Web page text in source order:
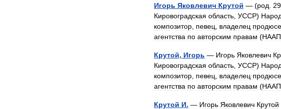
Игорь Яковлевич Крутой — (род 29
Кировоградская область УССР)
композитор певец владелец
агентства по авторским правам (НААП
Крутой, Игорь — Игорь Яковлевич
Кировоградская область УССР)
композитор певец владелец
агентства по авторским правам (НААП
Крутой И. — Игорь Яковлевич Крутой